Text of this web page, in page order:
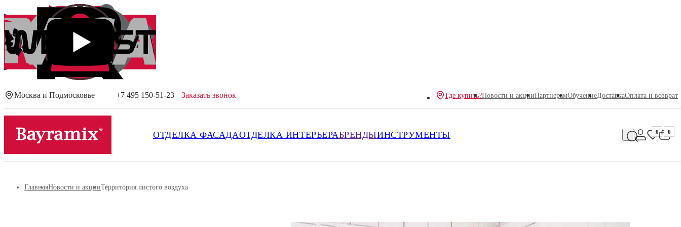
Москва и Подмосковье +7 495 150-51-23 Заказать звонок Где купить?Новости и акцииПартнерамОбучениеДоставкаОплата и возврат
ОТДЕЛКА ФАСАДАОТДЕЛКА ИНТЕРЬЕРАБРЕНДЫИНСТРУМЕНТЫ 0 0
ГлавнаяНовости и акцииТерритория чистого воздуха